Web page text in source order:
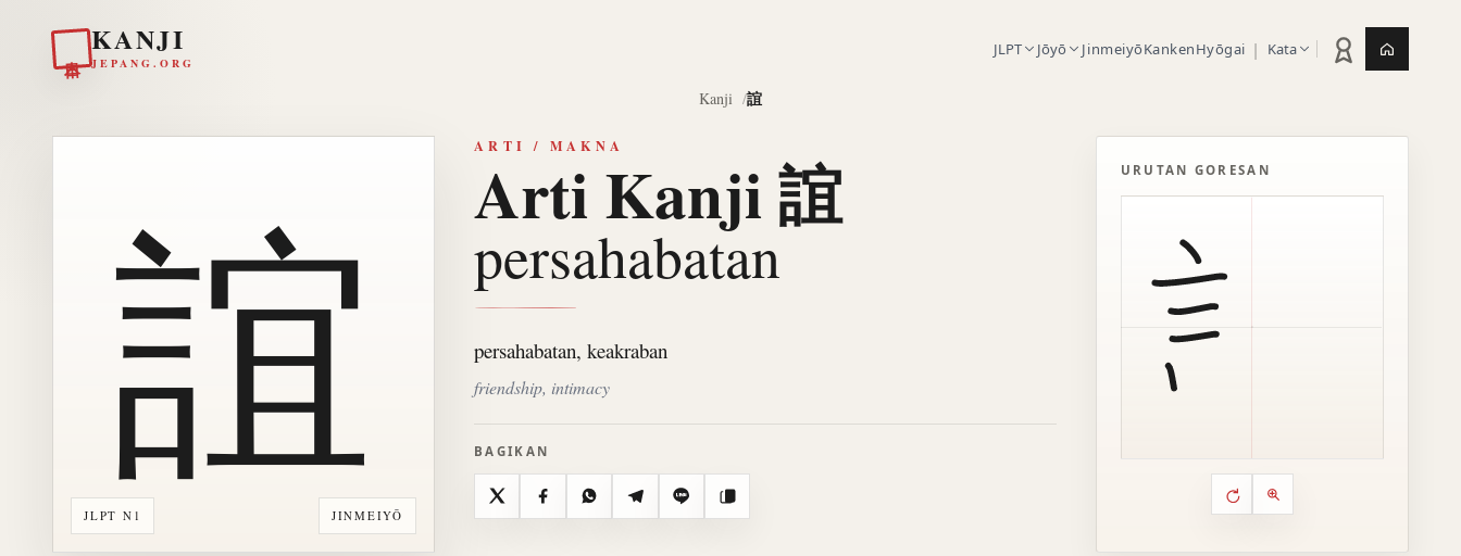
KANJI
JEPANG.ORG
JLPT Jōyō JinmeiyōKankenHyōgai | Kata Statistik latihan
Kanji 誼
JLPT N1 JINMEIYŌ
誼
ARTI / MAKNA
Arti Kanji 誼
persahabatan
persahabatan, keakraban
friendship, intimacy
BAGIKAN
X FacebookWhatsAppTelegramLine Salin
URUTAN GORESAN
Kontrol animasi urutan
Putar ulang animasi
Perbesar animasi